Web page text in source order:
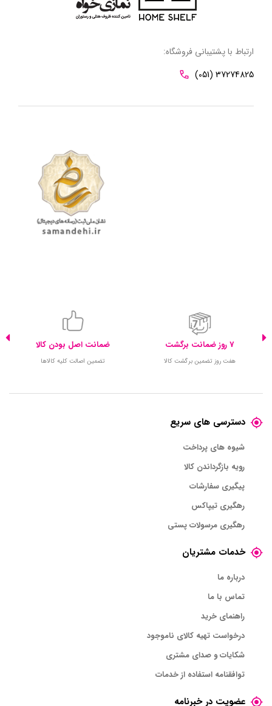
ارتباط با پشتیبانی فروشگاه:
(051) 37274825
7 روز ضمانت برگشت
هفت روز تضمین برگشت کالا
ضمانت اصل بودن کالا
تضمین اصالت کلیه کالاها
دسترسی های سریع
شیوه های پرداخت
رویه بازگرداندن کالا
پیگیری سفارشات
رهگیری تیپاکس
رهگیری مرسولات پستی
خدمات مشتریان
درباره ما
تماس با ما
راهنمای خرید
درخواست تهیه کالای ناموجود
شکایات و صدای مشتری
توافقنامه استفاده از خدمات
عضویت در خبرنامه